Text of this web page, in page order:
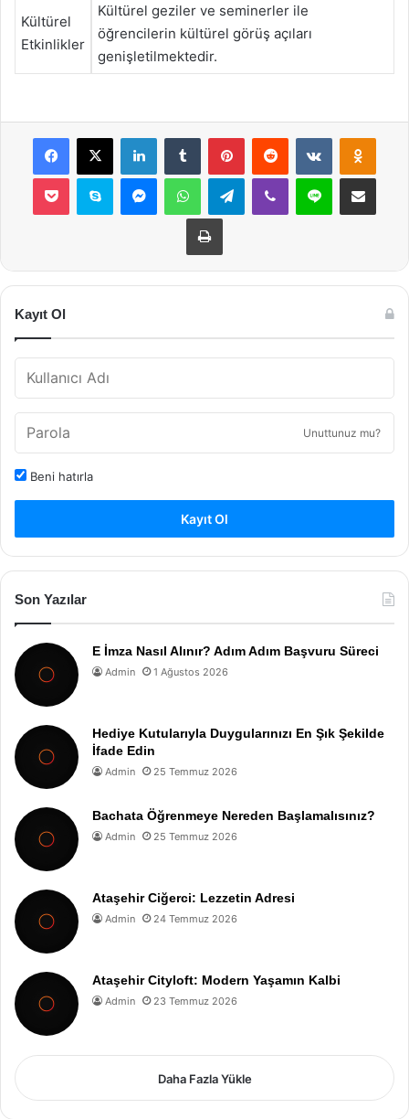
Kültürel
Etkinlikler
Kültürel geziler ve seminerler ile
öğrencilerin kültürel görüş açıları
genişletilmektedir.
Facebook
X LinkedInTumblr PinterestReddit VKontakte
Pocket Skype MessengerWhatsAppTelegramViber Line E-Posta ile
Yazdır
Kayıt Ol
Unuttunuz mu?
Beni hatırla
Kayıt Ol
Son Yazılar
E İmza Nasıl Alınır? Adım Adım Başvuru Süreci
Admin 1 Ağustos 2026
Hediye Kutularıyla Duygularınızı En Şık Şekilde
İfade Edin
Admin 25 Temmuz 2026
Bachata Öğrenmeye Nereden Başlamalısınız?
Admin 25 Temmuz 2026
Ataşehir Ciğerci: Lezzetin Adresi
Admin 24 Temmuz 2026
Ataşehir Cityloft: Modern Yaşamın Kalbi
Admin 23 Temmuz 2026
Daha Fazla Yükle